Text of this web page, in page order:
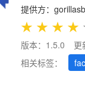
提供方：
★ ★ ★ ★
版本：1.5.0
更
相关标签：